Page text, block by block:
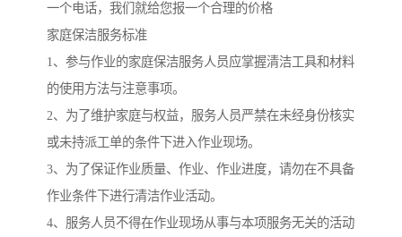
一个电话，我们就给您报一个合理的价格
家庭保洁服务标准
1、参与作业的家庭保洁服务人员应掌握清洁工具和材料
的使用方法与注意事项。
2、为了维护家庭与权益，服务人员严禁在未经身份核实
或未持派工单的条件下进入作业现场。
3、为了保证作业质量、作业、作业进度，请勿在不具备
作业条件下进行清洁作业活动。
4、服务人员不得在作业现场从事与本项服务无关的活动